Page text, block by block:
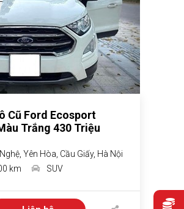
Cũ Ford Ecosport
Trắng 430 Triệu
Yên Hòa, Cầu Giấy, Hà Nội
km SUV